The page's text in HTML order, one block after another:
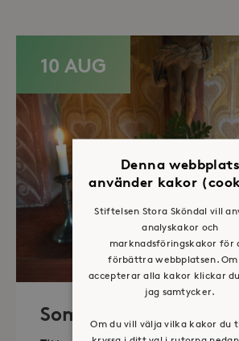
10 AUG
Sommaröppet kapell
Denna webbplats
använder kakor
Stiftelsen Stora Sköndal vill
analyskakor och
marknadsföringskakor för
förbättra webbplatsen. Om
accepterar alla kakor klickar du
jag samtycker.
Om du vill välja vilka kakor du